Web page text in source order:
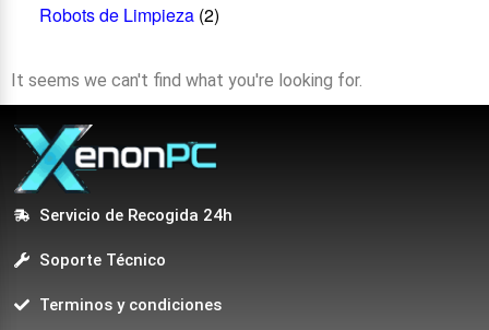
Robots de Limpieza (2)
It seems we can't find what you're looking for.
Servicio de Recogida 24h
Soporte Técnico
Terminos y condiciones